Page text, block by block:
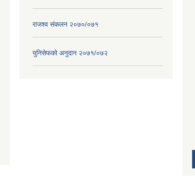
राजश्व संकलन २०७०/०७१
युनिसेफको अनुदान २०७१/०७२